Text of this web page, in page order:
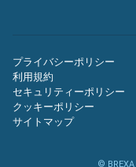
プライバシーポリシー
利用規約
セキュリティーポリシー
クッキーポリシー
サイトマップ
©